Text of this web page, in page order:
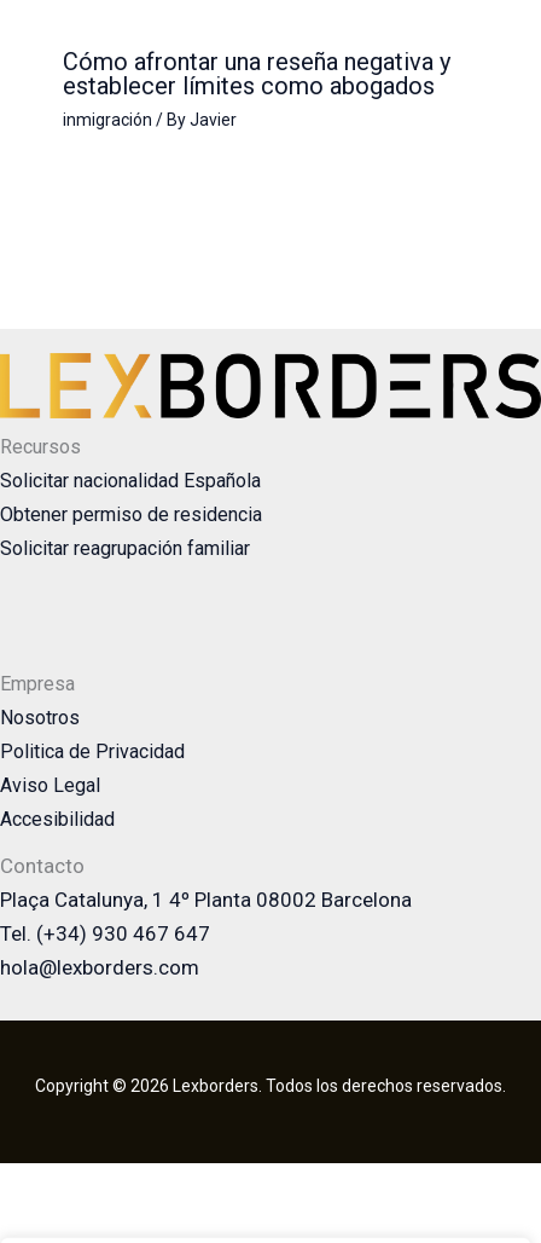
Cómo afrontar una reseña negativa y
establecer límites como abogados
inmigración / ByJavier
Recursos
Solicitar nacionalidad Española
Obtener permiso de residencia
Solicitar reagrupación familiar
Empresa
Nosotros
Politica de Privacidad
Aviso Legal
Accesibilidad
Contacto
Plaça Catalunya, 1 4º Planta 08002 Barcelona
Tel. (+34) 930 467 647
hola@lexborders.com
Copyright © 2026 Lexborders. Todos los derechos reservados.